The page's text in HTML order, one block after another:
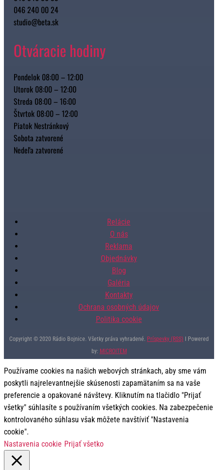
046 240 00 24
studio@beta.sk
Otváracie hodiny
Pondelok 08:00 – 12:00
Utorok 08:00 – 12:00
Streda 08:00 – 16:00
Štvrtok 08:00 – 12:00
Piatok Nestránkový
Sobota zatvorené
Nedeľa zatvorené
Relácie
O nás
Reklama
Objednávky
Blog
Galéria
Kontakty
Ochrana osobných údajov
Politika cookie
Copyright © 2020 Rádio Bojnice. Všetky práva vyhradené. Príspevky (RSS) I Powered
by: MICROITEM
Používame cookies na našich webových stránkach, aby sme vám
poskytli najrelevantnejšie skúsenosti zapamätaním sa na vaše
preferencie a opakované návštevy. Kliknutím na tlačidlo "Prijať
všetky" súhlasíte s používaním všetkých cookies. Na zabezpečenie
kontrolovaného súhlasu však môžete navštíviť "Nastavenia
cookie".
Nastavenia cookie Prijať všetko